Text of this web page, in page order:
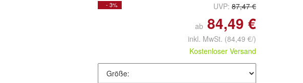
- 3% UVP: 87,47 €
ab 84,49 €
inkl. MwSt. (84,49 €/)
Kostenloser Versand